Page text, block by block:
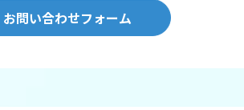
お問い合わせフォーム